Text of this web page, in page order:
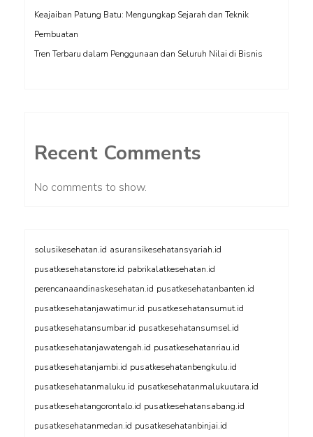
Keajaiban Patung Batu: Mengungkap Sejarah dan Teknik
Pembuatan
Tren Terbaru dalam Penggunaan dan Seluruh Nilai di Bisnis
Recent Comments
No comments to show.
solusikesehatan.id asuransikesehatansyariah.id
pusatkesehatanstore.id pabrikalatkesehatan.id
perencanaandinaskesehatan.id pusatkesehatanbanten.id
pusatkesehatanjawatimur.id pusatkesehatansumut.id
pusatkesehatansumbar.id pusatkesehatansumsel.id
pusatkesehatanjawatengah.id pusatkesehatanriau.id
pusatkesehatanjambi.id pusatkesehatanbengkulu.id
pusatkesehatanmaluku.id pusatkesehatanmalukuutara.id
pusatkesehatangorontalo.id pusatkesehatansabang.id
pusatkesehatanmedan.id pusatkesehatanbinjai.id